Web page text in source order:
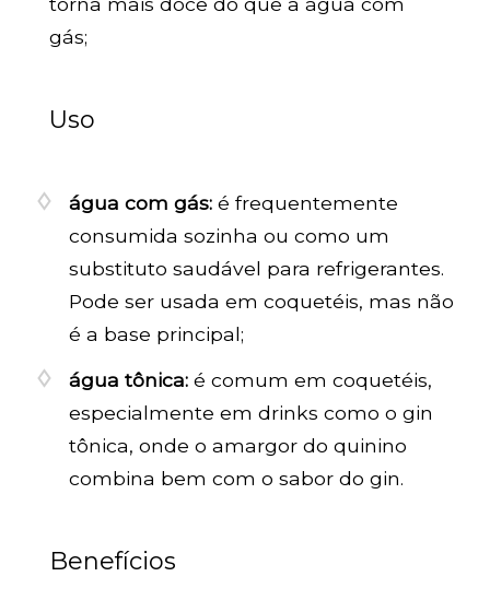
gás;
Uso
água com gás:é frequentemente
consumida sozinha ou como um
substituto saudável para refrigerantes.
Pode ser usada em coquetéis, mas não
é a base principal;
água tônica:é comum em coquetéis,
especialmente em drinks como o gin
tônica, onde o amargor do quinino
combina bem com o sabor do gin.
Benefícios